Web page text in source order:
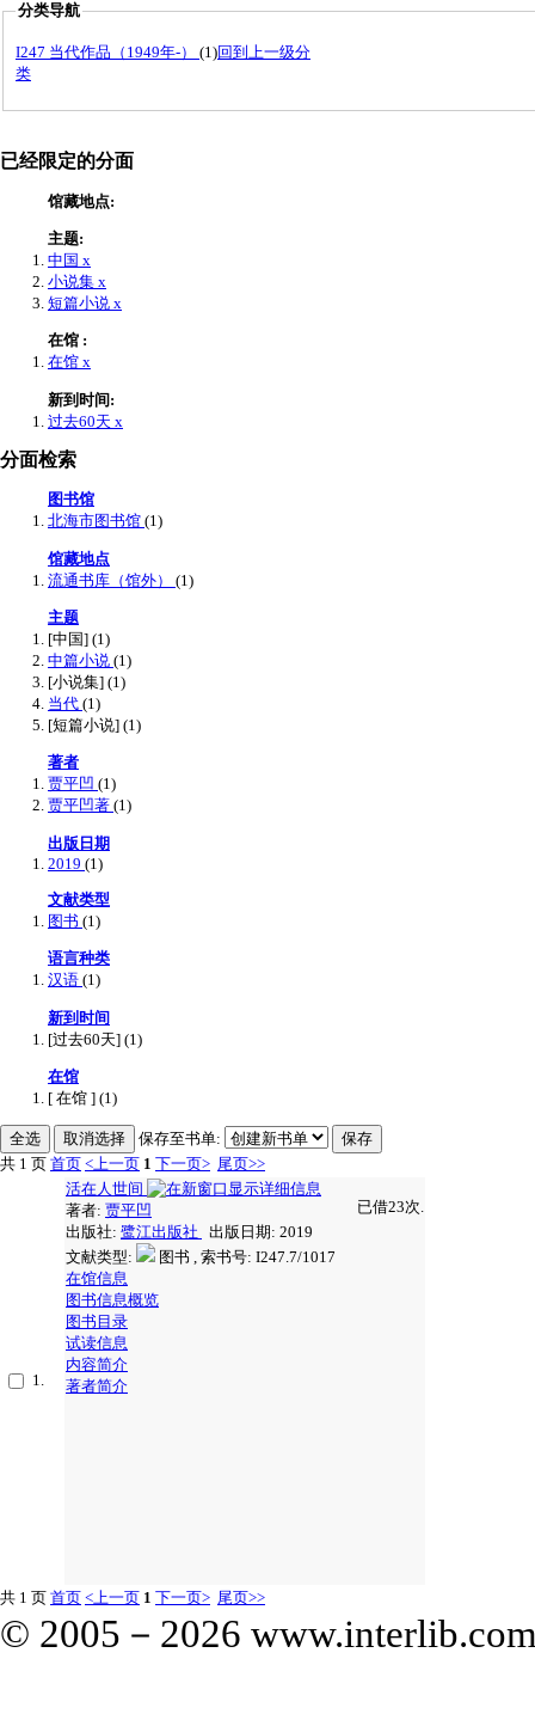
分类导航
I247 当代作品（1949年-） (1)回到上一级分
类
已经限定的分面
馆藏地点:
主题:
中国 x
小说集 x
短篇小说 x
在馆 :
在馆 x
新到时间:
过去60天 x
分面检索
图书馆
北海市图书馆 (1)
馆藏地点
流通书库（馆外） (1)
主题
[中国] (1)
中篇小说 (1)
[小说集] (1)
当代 (1)
[短篇小说] (1)
著者
贾平凹 (1)
贾平凹著 (1)
出版日期
2019 (1)
文献类型
图书 (1)
语言种类
汉语 (1)
新到时间
[过去60天] (1)
在馆
[ 在馆 ] (1)
保存至书单:
共 1 页 首页 <上一页 1 下一页> 尾页>>
1.
活在人世间
已借23次.
著者: 贾平凹
出版社: 鹭江出版社
出版日期: 2019
文献类型:
图书 , 索书号: I247.7/1017
在馆信息
图书信息概览
图书目录
试读信息
内容简介
著者简介
共 1 页 首页 <上一页 1 下一页> 尾页>>
© 2005－ 2026